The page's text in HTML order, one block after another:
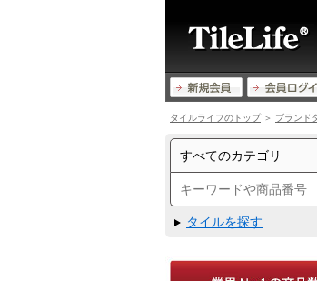
タイルライフのトップ＞ ブランド
タイルを探す